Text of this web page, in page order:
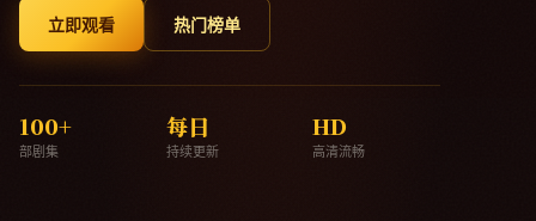
立即观看 热门榜单
100+
部剧集
每日
持续更新
HD
高清流畅
晨光档案